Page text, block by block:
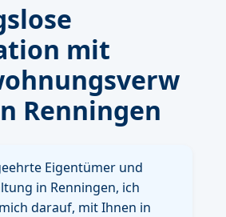
mit
Renningen
Eigentümer und
in Renningen, ich
darauf, mit Ihnen in